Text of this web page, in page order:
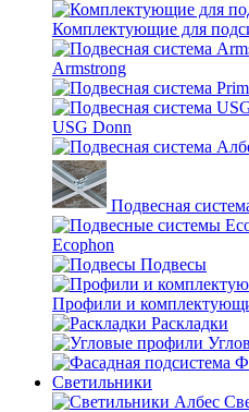
Комплектующие для
Armstrong
USG Donn
Подвесная
Ecophon
Подвесы
Профили и
Раскладки
Светильники